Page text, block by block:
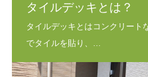
タイルデッキとは？